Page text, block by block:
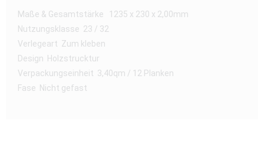
Maße & Gesamtstärke 1235 x 230 x 2,00mm
Nutzungsklasse 23 / 32
Verlegeart Zum kleben
Design Holzstrucktur
Verpackungseinheit 3,40qm / 12 Planken
Fase Nicht gefast